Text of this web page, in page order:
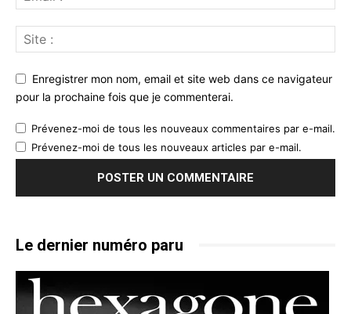
Enregistrer mon nom, email et site web dans ce navigateur
pour la prochaine fois que je commenterai.
Prévenez-moi de tous les nouveaux commentaires par e-mail.
Prévenez-moi de tous les nouveaux articles par e-mail.
Le dernier numéro paru